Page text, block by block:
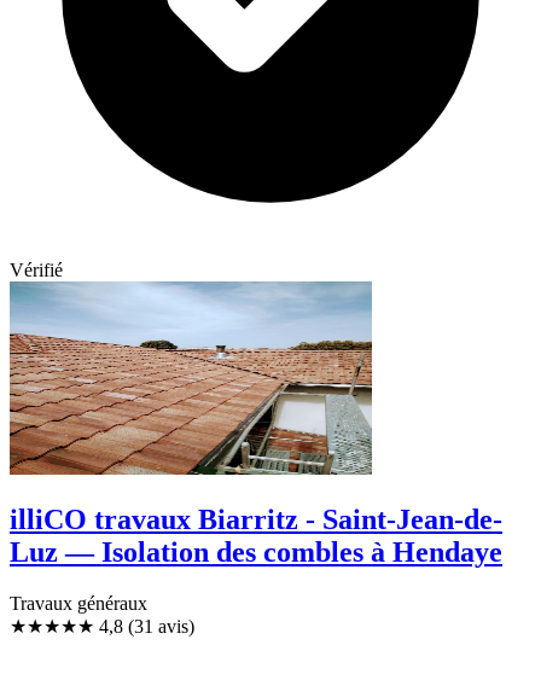
Vérifié
illiCO travaux Biarritz - Saint-Jean-de-
Luz — Isolation des combles à Hendaye
Travaux généraux
★★★★★ 4,8 (31 avis)